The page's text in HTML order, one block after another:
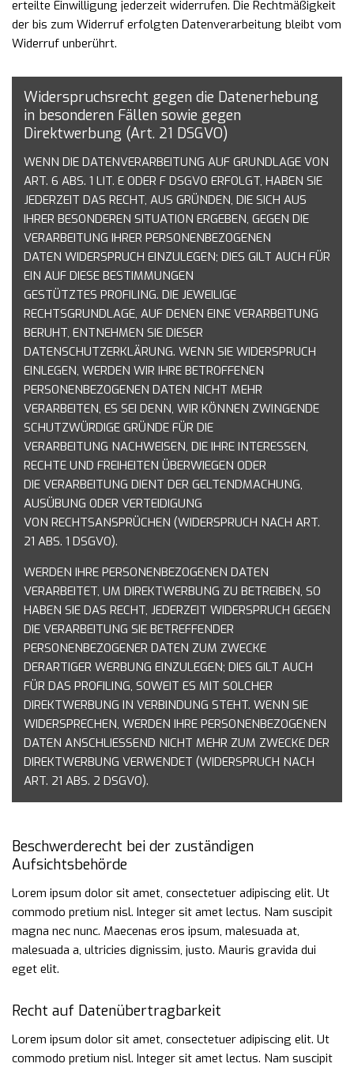
erteilte Einwilligung jederzeit widerrufen. Die Rechtmäßigkeit
der bis zum Widerruf erfolgten Datenverarbeitung bleibt vom
Widerruf unberührt.
Widerspruchsrecht gegen die Datenerhebung
in besonderen Fällen sowie gegen
Direktwerbung (Art. 21 DSGVO)
WENN DIE DATENVERARBEITUNG AUF GRUNDLAGE VON
ART. 6 ABS. 1 LIT. E ODER F DSGVO ERFOLGT, HABEN SIE
JEDERZEIT DAS RECHT, AUS GRÜNDEN, DIE SICH AUS
IHRER BESONDEREN SITUATION ERGEBEN, GEGEN DIE
VERARBEITUNG IHRER PERSONENBEZOGENEN
DATEN WIDERSPRUCH EINZULEGEN; DIES GILT AUCH FÜR
EIN AUF DIESE BESTIMMUNGEN
GESTÜTZTES PROFILING. DIE JEWEILIGE
RECHTSGRUNDLAGE, AUF DENEN EINE VERARBEITUNG
BERUHT, ENTNEHMEN SIE DIESER
DATENSCHUTZERKLÄRUNG. WENN SIE WIDERSPRUCH
EINLEGEN, WERDEN WIR IHRE BETROFFENEN
PERSONENBEZOGENEN DATEN NICHT MEHR
VERARBEITEN, ES SEI DENN, WIR KÖNNEN ZWINGENDE
SCHUTZWÜRDIGE GRÜNDE FÜR DIE
VERARBEITUNG NACHWEISEN, DIE IHRE INTERESSEN,
RECHTE UND FREIHEITEN ÜBERWIEGEN ODER
DIE VERARBEITUNG DIENT DER GELTENDMACHUNG,
AUSÜBUNG ODER VERTEIDIGUNG
VON RECHTSANSPRÜCHEN (WIDERSPRUCH NACH ART.
21 ABS. 1 DSGVO).
WERDEN IHRE PERSONENBEZOGENEN DATEN
VERARBEITET, UM DIREKTWERBUNG ZU BETREIBEN, SO
HABEN SIE DAS RECHT, JEDERZEIT WIDERSPRUCH GEGEN
DIE VERARBEITUNG SIE BETREFFENDER
PERSONENBEZOGENER DATEN ZUM ZWECKE
DERARTIGER WERBUNG EINZULEGEN; DIES GILT AUCH
FÜR DAS PROFILING, SOWEIT ES MIT SOLCHER
DIREKTWERBUNG IN VERBINDUNG STEHT. WENN SIE
WIDERSPRECHEN, WERDEN IHRE PERSONENBEZOGENEN
DATEN ANSCHLIESSEND NICHT MEHR ZUM ZWECKE DER
DIREKTWERBUNG VERWENDET (WIDERSPRUCH NACH
ART. 21 ABS. 2 DSGVO).
Beschwerderecht bei der zuständigen
Aufsichtsbehörde
Lorem ipsum dolor sit amet, consectetuer adipiscing elit. Ut
commodo pretium nisl. Integer sit amet lectus. Nam suscipit
magna nec nunc. Maecenas eros ipsum, malesuada at,
malesuada a, ultricies dignissim, justo. Mauris gravida dui
eget elit.
Recht auf Datenübertragbarkeit
Lorem ipsum dolor sit amet, consectetuer adipiscing elit. Ut
commodo pretium nisl. Integer sit amet lectus. Nam suscipit